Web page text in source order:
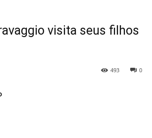
visita seus filhos
0
493